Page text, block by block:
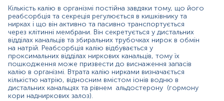
Можливе поєднання зниженого вмісту калію в крові
(гіпокаліємії) та підвищеного рівня калію в сечі –
гіперкаліурії. Збільшена концентрація калію в крові
(гіперкаліємія), навпаки, нерідко спостерігається при
гіпокаліурії.
Інтерпретація результатів обов'язково має
проводитися з урахуванням клінічної картини, а також
рівня калію та інших життєво важливих електролітів у
крові.
Кількість калію в організмі постійна завдяки тому, що його
реабсорбція та секреція регулюється в кишківнику та
нирках і що він активно та пасивно транспортується
через клітинні мембрани. Він секретується у дистальних
відділах канальців та збиральних трубочках нирок в обмін
на натрій. Реабсорбція калію відбувається у
проксимальних відділах ниркових канальців, тому їх
пошкодження може призвести до виснаження запасів
калію в організмі. Втрата калію нирками визначається
кількістю натрію, відносним вмістом іонів водню в
дистальних канальцях та рівнем альдостерону (гормону
кори надниркових залоз).